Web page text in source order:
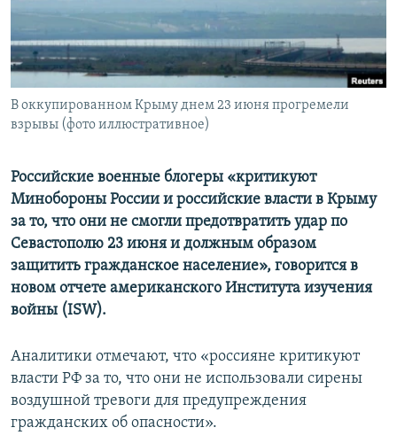
ПОБЕДИТЕЛЕЙ НЕ СУДЯТ?
КРЫМ.НЕПОКОРЕННЫЙ
УКРАИНСКАЯ ПРОБЛЕМА КРЫМА
ПРИСОЕДИНЯЙТЕСЬ!
Все сайты RFE/RL
В оккупированном Крыму днем ​​23 июня прогремели
взрывы (фото иллюстративное)
Российские военные блогеры «критикуют
Минобороны России и российские власти в Крыму
за то, что они не смогли предотвратить удар по
Севастополю 23 июня и должным образом
защитить гражданское население», говорится в
новом отчете американского Института изучения
войны (ISW).
Аналитики отмечают, что «россияне критикуют
власти РФ за то, что они не использовали сирены
воздушной тревоги для предупреждения
гражданских об опасности».